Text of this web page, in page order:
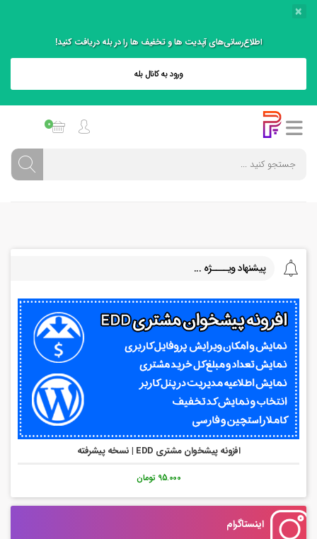
×
اطلاع‌رسانی‌های آپدیت ها و تخفیف ها را در بله دریافت کنید!
ورود به کانال بله
0
پیشنهاد ویــــژه ...
افزونه پیشخوان مشتری EDD | نسخه پیشرفته
95.000 تومان
اینستاگرام